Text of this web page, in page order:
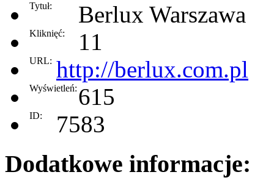
Tytuł: Berlux Warszawa
Kliknięć: 11
URL: http://berlux.com.pl
Wyświetleń: 615
ID: 7583
Dodatkowe informacje: